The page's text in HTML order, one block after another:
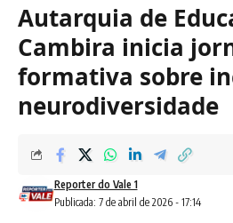
Autarquia de
Cambira inicia
formativa sobre
neurodiversidade
Publicada: 7 de abril de 2026 - 17:14
Reporter do Vale 1